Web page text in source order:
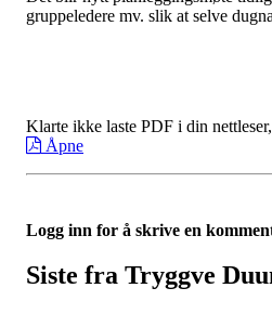
gruppeledere mv. slik at selve
Klarte ikke laste PDF i din
Åpne
Logg inn for å skrive en
Siste fra Tryggve